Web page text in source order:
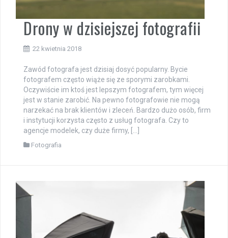
Drony w dzisiejszej fotografii
22 kwietnia 2018
Zawód fotografa jest dzisiaj dosyć popularny. Bycie
fotografem często wiąże się ze sporymi zarobkami.
Oczywiście im ktoś jest lepszym fotografem, tym więcej
jest w stanie zarobić. Na pewno fotografowie nie mogą
narzekać na brak klientów i zleceń. Bardzo dużo osób, firm
i instytucji korzysta często z usług fotografa. Czy to
agencje modelek, czy duże firmy, […]
Fotografia